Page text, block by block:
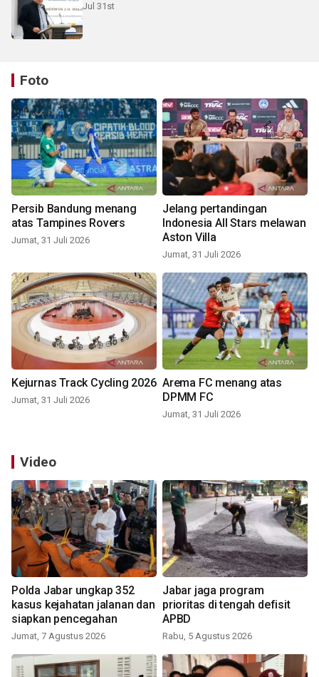
Jul 31st
Foto
Persib Bandung menang
atas Tampines Rovers
Jumat, 31 Juli 2026
Jelang pertandingan
Indonesia All Stars melawan
Aston Villa
Jumat, 31 Juli 2026
Kejurnas Track Cycling 2026
Jumat, 31 Juli 2026
Arema FC menang atas
DPMM FC
Jumat, 31 Juli 2026
Video
Polda Jabar ungkap 352
kasus kejahatan jalanan dan
siapkan pencegahan
Jumat, 7 Agustus 2026
Jabar jaga program
prioritas di tengah defisit
APBD
Rabu, 5 Agustus 2026